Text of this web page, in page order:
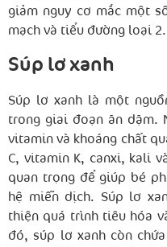
giảm nguy cơ mắc một
mạch và tiểu đường loại 2.
Súp lơ xanh
Súp lơ xanh là một
trong giai đoạn ăn dặm.
vitamin và khoáng chất
C, vitamin K, canxi, kali
quan trọng để giúp bé
hệ miễn dịch. Súp lơ
thiện quá trình tiêu hóa
đó, súp lơ xanh còn